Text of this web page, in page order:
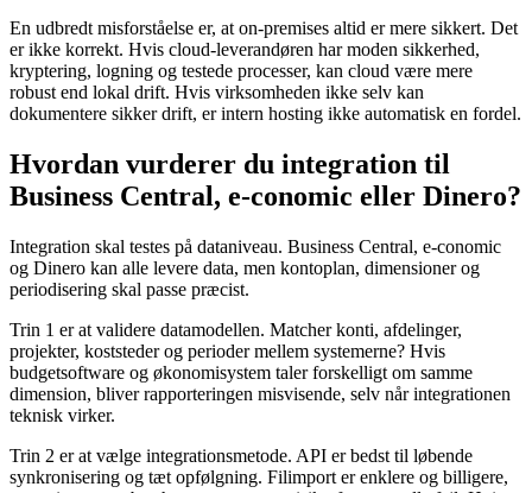
En udbredt misforståelse er, at on-premises altid er mere sikkert. Det
er ikke korrekt. Hvis cloud-leverandøren har moden sikkerhed,
kryptering, logning og testede processer, kan cloud være mere
robust end lokal drift. Hvis virksomheden ikke selv kan
dokumentere sikker drift, er intern hosting ikke automatisk en fordel.
Hvordan vurderer du integration til
Business Central, e-conomic eller Dinero?
Integration skal testes på dataniveau. Business Central, e-conomic
og Dinero kan alle levere data, men kontoplan, dimensioner og
periodisering skal passe præcist.
Trin 1 er at validere datamodellen. Matcher konti, afdelinger,
projekter, koststeder og perioder mellem systemerne? Hvis
budgetsoftware og økonomisystem taler forskelligt om samme
dimension, bliver rapporteringen misvisende, selv når integrationen
teknisk virker.
Trin 2 er at vælge integrationsmetode. API er bedst til løbende
synkronisering og tæt opfølgning. Filimport er enklere og billigere,